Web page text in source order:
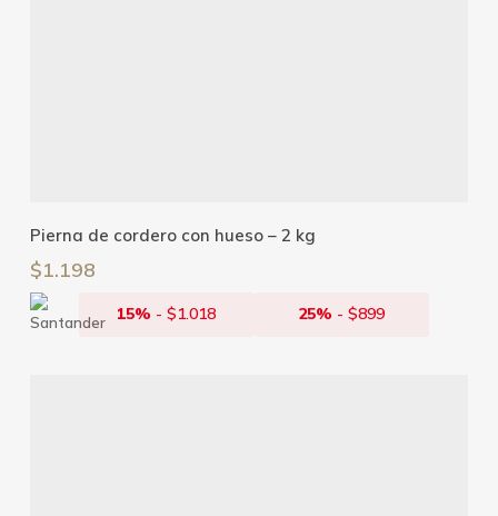
Añadir Al Carrito
Pierna de cordero con hueso – 2 kg
$1.198
15% -$1.018 25% -$899